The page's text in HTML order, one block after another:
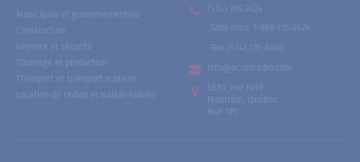
Municipale et gouvernementale
Construction
Urgence et sécurité
Tournage et production
Transport et transport scolaire
Location de radios et walkie-talkies
(514) 735-2424
Sans frais
1-866-735-2424
Fax:
(514) 735-8046
info@accesradio.com
5591, rue Paré
Montréal, Québec
H4P 1P7